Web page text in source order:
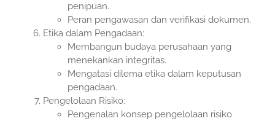
penipuan.
Peran pengawasan dan verifikasi dokumen.
Etika dalam Pengadaan:
Membangun budaya perusahaan yang
menekankan integritas.
Mengatasi dilema etika dalam keputusan
pengadaan.
Pengelolaan Risiko:
Pengenalan konsep pengelolaan risiko